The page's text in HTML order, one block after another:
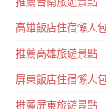
高雄飯店住宿懶人
推薦高雄旅遊景點
屏東飯店住宿懶人
推薦屏東旅遊景點